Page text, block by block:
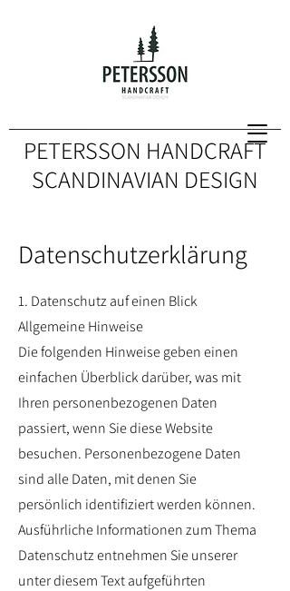
PETERSSON HANDCRAFT
SCANDINAVIAN DESIGN
Datenschutzerklärung
1. Datenschutz auf einen Blick
Allgemeine Hinweise
Die folgenden Hinweise geben einen
einfachen Überblick darüber, was mit
Ihren personenbezogenen Daten
passiert, wenn Sie diese Website
besuchen. Personenbezogene Daten
sind alle Daten, mit denen Sie
persönlich identifiziert werden können.
Ausführliche Informationen zum Thema
Datenschutz entnehmen Sie unserer
unter diesem Text aufgeführten